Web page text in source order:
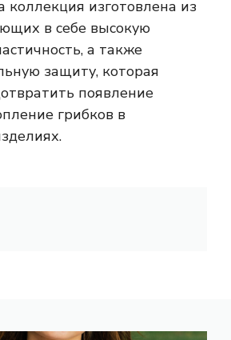
коллекция изготовлена ​​из
в себе высокую
а также
защиту, которая
появление
грибков в